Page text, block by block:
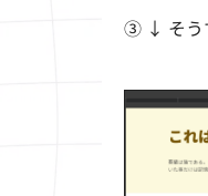
③ ↓ そう